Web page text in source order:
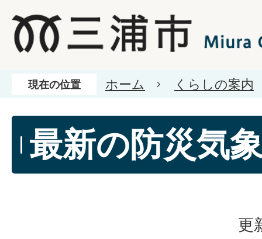
現在の位置 ホーム くらしの案内
最新の防災気
更